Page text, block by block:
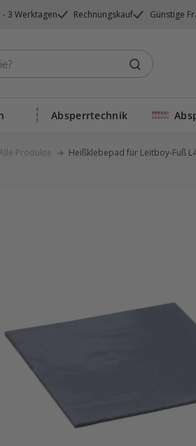
3 Werktagen Rechnungskauf Günstige
Absperrtechnik
Produkte Heißklebepad für Leitboy-Fuß